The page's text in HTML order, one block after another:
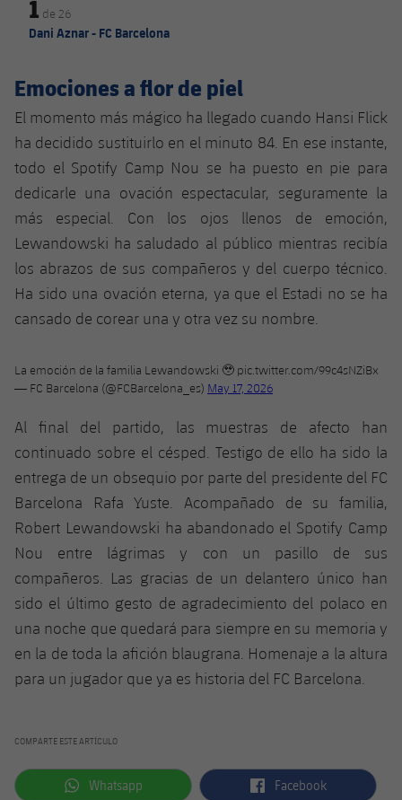
1 de 26
Dani Aznar - FC Barcelona
Emociones a flor de piel
El momento más mágico ha llegado cuando Hansi Flick
ha decidido sustituirlo en el minuto 84. En ese instante,
todo el Spotify Camp Nou se ha puesto en pie para
dedicarle una ovación espectacular, seguramente la
más especial. Con los ojos llenos de emoción,
Lewandowski ha saludado al público mientras recibía
los abrazos de sus compañeros y del cuerpo técnico.
Ha sido una ovación eterna, ya que el Estadi no se ha
cansado de corear una y otra vez su nombre.
La emoción de la familia Lewandowski 🥹 pic.twitter.com/99c4sNZiBx
— FC Barcelona (@FCBarcelona_es) May 17, 2026
Al final del partido, las muestras de afecto han
continuado sobre el césped. Testigo de ello ha sido la
entrega de un obsequio por parte del presidente del FC
Barcelona Rafa Yuste. Acompañado de su familia,
Robert Lewandowski ha abandonado el Spotify Camp
Nou entre lágrimas y con un pasillo de sus
compañeros. Las gracias de un delantero único han
sido el último gesto de agradecimiento del polaco en
una noche que quedará para siempre en su memoria y
en la de toda la afición blaugrana. Homenaje a la altura
para un jugador que ya es historia del FC Barcelona.
COMPARTE ESTE ARTÍCULO
label.aria.whatsapp
Whatsapp label.aria.facebook
Facebook